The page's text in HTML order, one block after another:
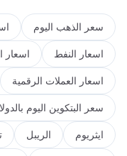
سعر الذهب اليوم
اسعار النفط اسعار
اسعار العملات الرقمية
سعر البتكوين اليوم
ايثريوم الريبل